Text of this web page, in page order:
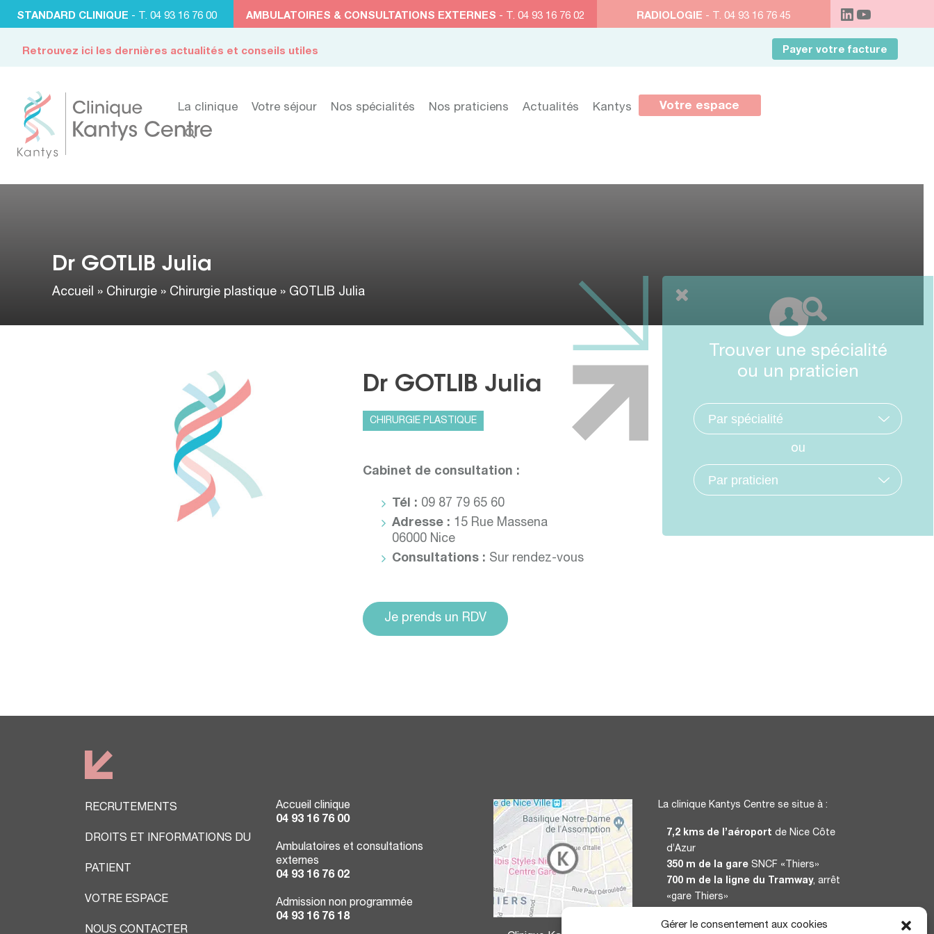
Gérer le consentement aux cookies
STANDARD CLINIQUE - T. 04 93 16 76 00 AMBULATOIRES & CONSULTATIONS EXTERNES - T. 04 93 16 76 02 RADIOLOGIE - T. 04 93 16 76 45
Retrouvez ici les dernières actualités et conseils utiles Payer votre facture
Trouver une spécialité
ou un praticien
ou
La clinique Votre séjour Nos spécialités Nos praticiens Actualités Kantys Votre espace
Dr GOTLIB Julia
Accueil » Chirurgie » Chirurgie plastique » GOTLIB Julia
Dr GOTLIB Julia
CHIRURGIE PLASTIQUE
Cabinet de consultation :
Tél : 09 87 79 65 60
Adresse : 15 Rue Massena
06000 Nice
Consultations : Sur rendez-vous
Je prends un RDV
RECRUTEMENTS
DROITS ET INFORMATIONS DU
PATIENT
VOTRE ESPACE
NOUS CONTACTER
Accueil clinique
04 93 16 76 00
Ambulatoires et consultations
externes
04 93 16 76 02
Admission non programmée
04 93 16 76 18
La clinique Kantys Centre se situe à :
7,2 kms de l’aéroport de Nice Côte
d’Azur
350 m de la gareSNCF «Thiers»
700 m de la ligne du Tramway, arrêt
«gare Thiers»
CERTIFICATION